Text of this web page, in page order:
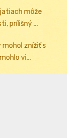
môže
prílišný ...
znížiť s
vi...